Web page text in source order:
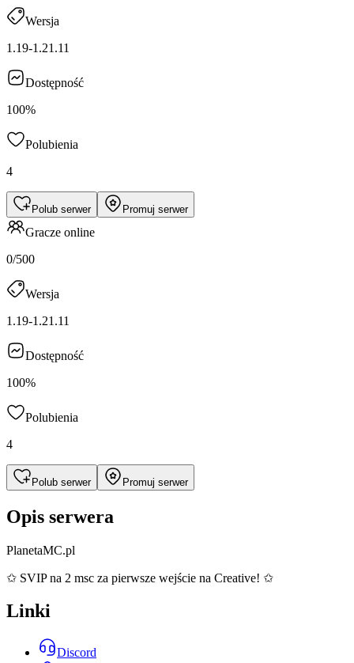
Wersja
1.19-1.21.11
Dostępność
100%
Polubienia
4
Polub serwer Promuj serwer
Gracze online
0/500
Wersja
1.19-1.21.11
Dostępność
100%
Polubienia
4
Polub serwer Promuj serwer
Opis serwera
PlanetaMC.pl
✩ SVIP na 2 msc za pierwsze wejście na Creative! ✩
Linki
Discord